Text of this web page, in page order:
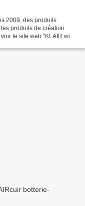
2009, des produits
produits de création
le site web "KLAIR with
botterie-